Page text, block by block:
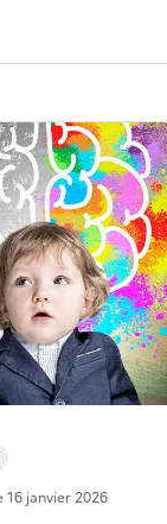
16 janvier 2026